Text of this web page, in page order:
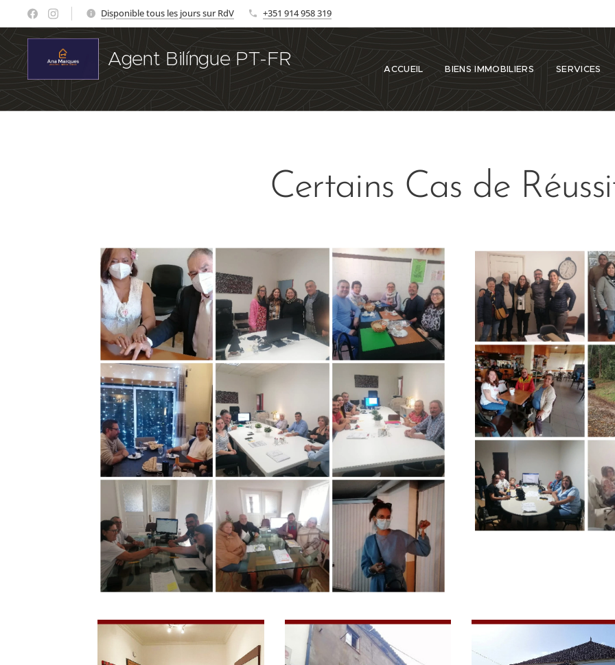
Disponible tous les jours sur RdV +351 914 958 319
Agent Bilíngue PT-FR
🇵🇹 🇧🇷 🇫🇷 🇨🇭 🇨🇦 🇧🇪 🇱🇺 🇲🇦 🇪🇸 🇮🇹 🇩🇪 🇱🇮 🇬🇧 🇺🇸
ACCUEIL BIENS IMMOBILIERS SERVICES
🤞 Certains Cas de